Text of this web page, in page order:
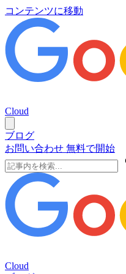
コンテンツに移動
Cloud
ブログ
お問い合わせ 無料で開始
Cloud